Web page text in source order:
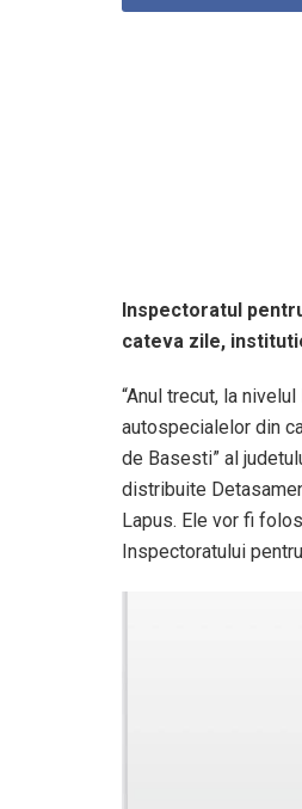
Inspectoratul
cateva zile,
“Anul trecut, la
autospecialelor din
de Basesti” al
distribuite
Lapus. Ele vor fi
Inspectoratului